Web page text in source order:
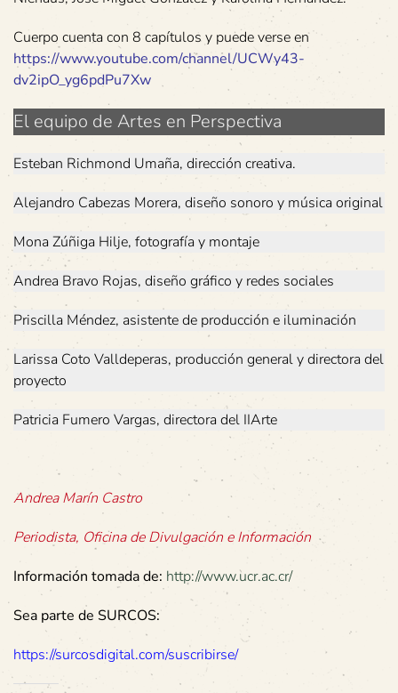
Cuerpo cuenta con 8 capítulos y puede verse en
https://www.youtube.com/channel/UCWy43-
dv2ipO_yg6pdPu7Xw
El equipo de Artes en Perspectiva
Esteban Richmond Umaña, dirección creativa.
Alejandro Cabezas Morera, diseño sonoro y música original
Mona Zúñiga Hilje, fotografía y montaje
Andrea Bravo Rojas, diseño gráfico y redes sociales
Priscilla Méndez, asistente de producción e iluminación
Larissa Coto Valldeperas, producción general y directora del
proyecto
Patricia Fumero Vargas, directora del IIArte
Andrea Marín Castro
Periodista, Oficina de Divulgación e Información
Información tomada de: http://www.ucr.ac.cr/
Sea parte de SURCOS:
https://surcosdigital.com/suscribirse/